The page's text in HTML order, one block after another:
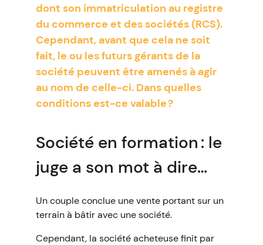
dont son immatriculation au registre
du commerce et des sociétés (RCS).
Cependant, avant que cela ne soit
fait, le ou les futurs gérants de la
société peuvent être amenés à agir
au nom de celle-ci. Dans quelles
conditions est-ce valable ?
Société en formation : le
juge a son mot à dire…
Un couple conclue une vente portant sur un
terrain à bâtir avec une société.
Cependant, la société acheteuse finit par